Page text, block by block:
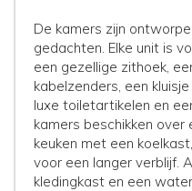
De kamers zijn
gedachten. Elke unit is
een gezellige zithoek,
kabelzenders, een
luxe toiletartikelen en
kamers beschikken
keuken met een
voor een langer verblijf.
kledingkast en een